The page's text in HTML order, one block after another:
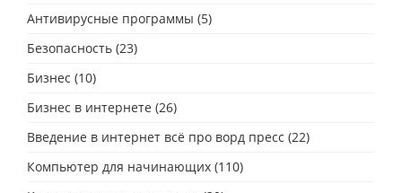
Антивирусные программы (5)
Безопасность (23)
Бизнес (10)
Бизнес в интернете (26)
Введение в интернет всё про ворд пресс (22)
Компьютер для начинающих (110)